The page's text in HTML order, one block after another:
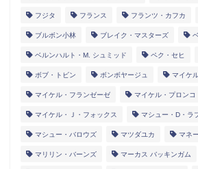
フジタ フランス フランツ・カフカ
ブルボン小林 ブレイク・マスターズ
ベルンハルト・M. シュミッド ペク・セヒ
ボブ・トビン ボンボヤージュ マイケ
マイケル・フランゼーゼ マイケル・プロンコ
マイケル・Ｊ・フォックス マシュー・D・ラ
マシュー・バロウズ マツダユカ マネ
マリリン・バーンズ マーカス バッキンガム